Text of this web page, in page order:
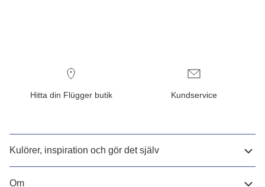
Hitta din Flügger butik Kundservice
Kulörer, inspiration och gör det själv
Om